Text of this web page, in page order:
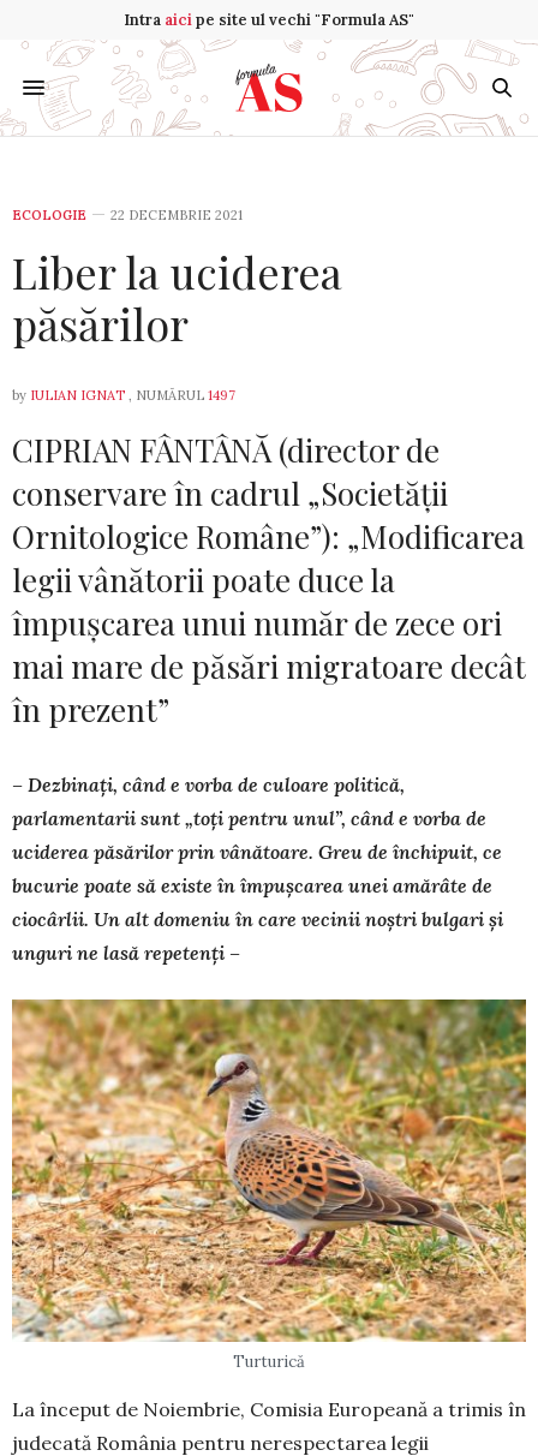
Intra aicipe site ul vechi "Formula AS"
ECOLOGIE 22 DECEMBRIE 2021
Liber la uciderea
păsărilor
by IULIAN IGNAT , NUMĂRUL 1497
CIPRIAN FÂNTÂNĂ (director de
conservare în cadrul „Societății
Ornitologice Române”): „Modificarea
legii vânătorii poate duce la
împușcarea unui număr de zece ori
mai mare de păsări migratoare decât
în prezent”
– Dezbinați, când e vorba de culoare politică,
parlamentarii sunt „toți pen­tru unul”, când e vorba de
uciderea păsărilor prin vânătoare. Greu de în­chi­puit, ce
bucurie poate să existe în împușcarea unei amărâte de
ciocârlii. Un alt domeniu în care vecinii noștri bulgari și
unguri ne lasă repetenți –
Turturică
La început de Noiembrie, Comisia Eu­ro­pea­nă a trimis în
judecată România pentru nerespectarea legii